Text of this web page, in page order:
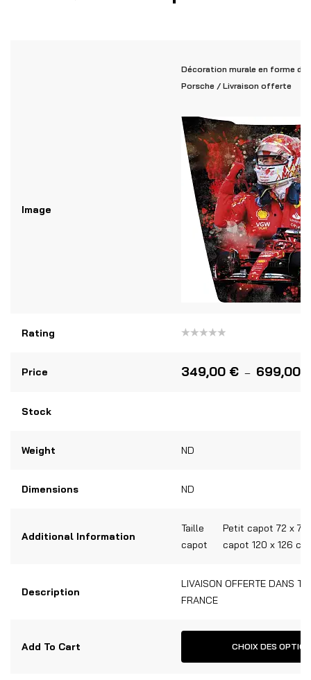
Décoration murale en forme de
Porsche / Livraison offerte
Image
Rating
5
Price 349,00 € – 699,00
Stock
Weight ND
Dimensions ND
Additional Information
Taille
capot
Petit capot 72 x 75
capot 120 x 126 cm
Description
LIVAISON OFFERTE DANS
FRANCE
Add To Cart CHOIX DES